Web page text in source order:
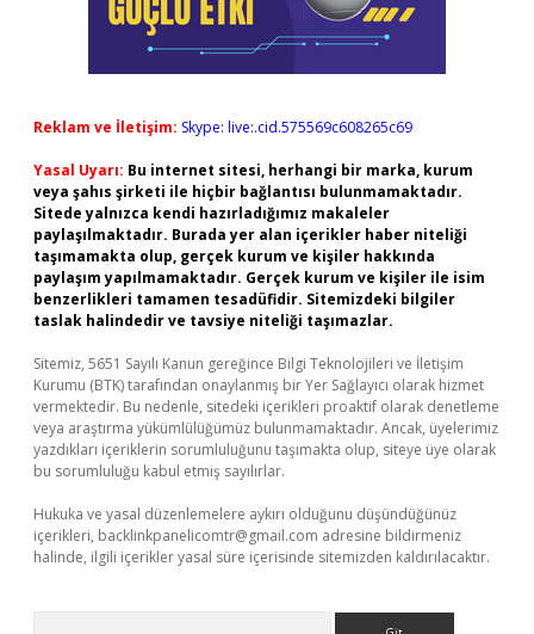
Reklam ve İletişim: Skype: live:.cid.575569c608265c69
Yasal Uyarı: Bu internet sitesi, herhangi bir marka, kurum
veya şahıs şirketi ile hiçbir bağlantısı bulunmamaktadır.
Sitede yalnızca kendi hazırladığımız makaleler
paylaşılmaktadır. Burada yer alan içerikler haber niteliği
taşımamakta olup, gerçek kurum ve kişiler hakkında
paylaşım yapılmamaktadır. Gerçek kurum ve kişiler ile isim
benzerlikleri tamamen tesadüfidir. Sitemizdeki bilgiler
taslak halindedir ve tavsiye niteliği taşımazlar.
Sitemiz, 5651 Sayılı Kanun gereğince Bilgi Teknolojileri ve İletişim
Kurumu (BTK) tarafından onaylanmış bir Yer Sağlayıcı olarak hizmet
vermektedir. Bu nedenle, sitedeki içerikleri proaktif olarak denetleme
veya araştırma yükümlülüğümüz bulunmamaktadır. Ancak, üyelerimiz
yazdıkları içeriklerin sorumluluğunu taşımakta olup, siteye üye olarak
bu sorumluluğu kabul etmiş sayılırlar.
Hukuka ve yasal düzenlemelere aykırı olduğunu düşündüğünüz
içerikleri, backlinkpanelicomtr@gmail.com adresine bildirmeniz
halinde, ilgili içerikler yasal süre içerisinde sitemizden kaldırılacaktır.